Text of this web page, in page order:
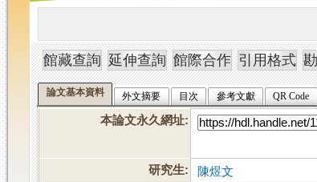
統
論文基本資料 外文摘要 目次 參考文獻 QR Code
本論文永久網址:
研究生:
陳煜文